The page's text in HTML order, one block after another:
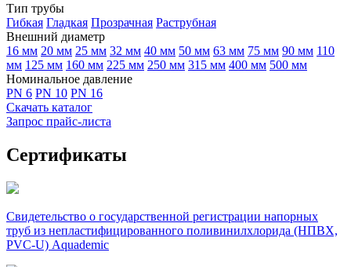
Тип трубы
Гибкая Гладкая Прозрачная Раструбная
Внешний диаметр
16 мм 20 мм 25 мм 32 мм 40 мм 50 мм 63 мм 75 мм 90 мм 110
мм 125 мм 160 мм 225 мм 250 мм 315 мм 400 мм 500 мм
Номинальное давление
PN 6 PN 10 PN 16
Скачать каталог
Запрос прайс-листа
Сертификаты
Свидетельство о государственной регистрации напорных
труб из непластифицированного поливинилхлорида (НПВХ,
PVC-U) Aquademic